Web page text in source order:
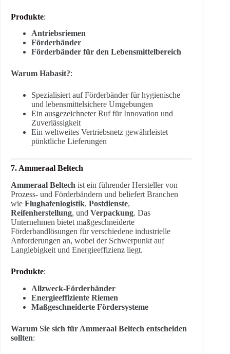
Produkte:
Antriebsriemen
Förderbänder
Förderbänder für den Lebensmittelbereich
Warum Habasit?:
Spezialisiert auf Förderbänder für hygienische
und lebensmittelsichere Umgebungen
Ein ausgezeichneter Ruf für Innovation und
Zuverlässigkeit
Ein weltweites Vertriebsnetz gewährleistet
pünktliche Lieferungen
7. Ammeraal Beltech
Ammeraal Beltech ist ein führender Hersteller von
Prozess- und Förderbändern und beliefert Branchen
wie Flughafenlogistik, Postdienste,
Reifenherstellung, und Verpackung. Das
Unternehmen bietet maßgeschneiderte
Förderbandlösungen für verschiedene industrielle
Anforderungen an, wobei der Schwerpunkt auf
Langlebigkeit und Energieeffizienz liegt.
Produkte:
Allzweck-Förderbänder
Energieeffiziente Riemen
Maßgeschneiderte Fördersysteme
Warum Sie sich für Ammeraal Beltech entscheiden
sollten: